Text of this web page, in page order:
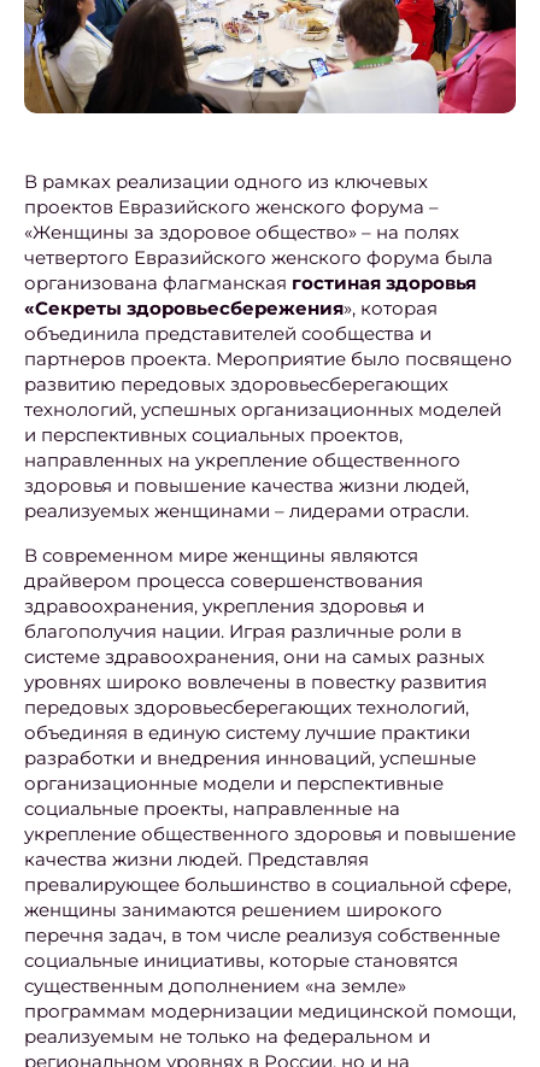
В рамках реализации одного из ключевых
проектов Евразийского женского форума –
«Женщины за здоровое общество» – на полях
четвертого Евразийского женского форума была
организована флагманская гостиная здоровья
«Секреты здоровьесбережения», которая
объединила представителей сообщества и
партнеров проекта. Мероприятие было посвящено
развитию передовых здоровьесберегающих
технологий, успешных организационных моделей
и перспективных социальных проектов,
направленных на укрепление общественного
здоровья и повышение качества жизни людей,
реализуемых женщинами – лидерами отрасли.
В современном мире женщины являются
драйвером процесса совершенствования
здравоохранения, укрепления здоровья и
благополучия нации. Играя различные роли в
системе здравоохранения, они на самых разных
уровнях широко вовлечены в повестку развития
передовых здоровьесберегающих технологий,
объединяя в единую систему лучшие практики
разработки и внедрения инноваций, успешные
организационные модели и перспективные
социальные проекты, направленные на
укрепление общественного здоровья и повышение
качества жизни людей. Представляя
превалирующее большинство в социальной сфере,
женщины занимаются решением широкого
перечня задач, в том числе реализуя собственные
социальные инициативы, которые становятся
существенным дополнением «на земле»
программам модернизации медицинской помощи,
реализуемым не только на федеральном и
региональном уровнях в России, но и на